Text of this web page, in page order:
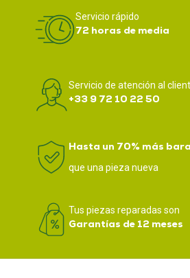
Servicio rápido
72 horas de media
Servicio de atención al
+33 9 72 10 22 50
Hasta un 70% más
que una pieza nueva
Tus piezas reparadas son
Garantías de 12 meses